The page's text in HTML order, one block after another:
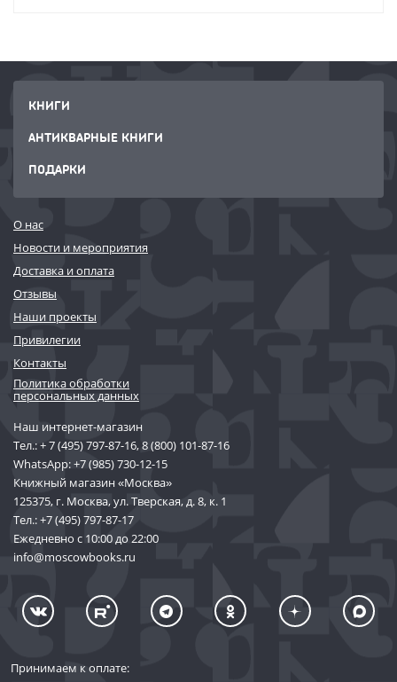
КНИГИ
АНТИКВАРНЫЕ КНИГИ
ПОДАРКИ
О нас
Новости и мероприятия
Доставка и оплата
Отзывы
Наши проекты
Привилегии
Контакты
Политика обработки
персональных данных
Наш интернет-магазин
Тел.:+ 7 (495) 797-87-16,8 (800) 101-87-16
WhatsApp:+7 (985) 730-12-15
Книжный магазин «Москва»
125375, г. Москва, ул. Тверская, д. 8, к. 1
Тел.:+7 (495) 797-87-17
Ежедневно с 10:00 до 22:00
info@moscowbooks.ru
Принимаем к оплате: